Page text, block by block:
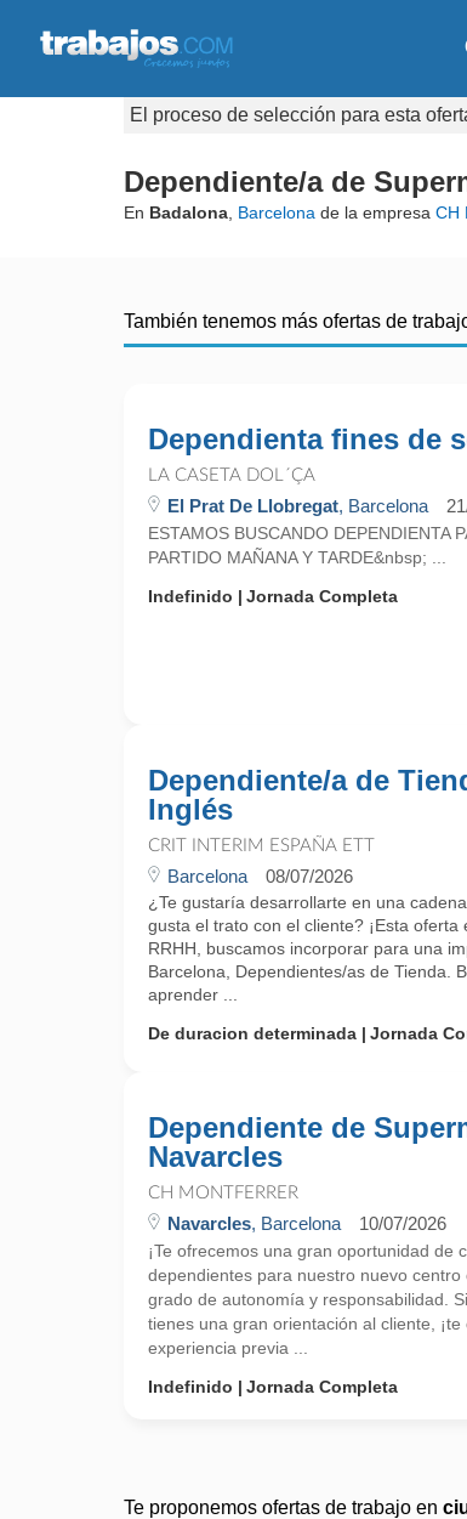
El proceso de selección para esta
Dependiente/a de
En Badalona Barcelona de la empresa CH
También tenemos más ofertas de
Dependienta fines de
LA CASETA DOL´ÇA
El Prat De Llobregat, Barcelona
ESTAMOS BUSCANDO DEPENDIENTA
PARTIDO MAÑANA Y TARDE&nbsp; ...
Indefinido
Jornada Completa
Dependiente/a de
Inglés
CRIT INTERIM ESPAÑA ETT
Barcelona 08/07/2026
¿Te gustaría desarrollarte en una
gusta el trato con el cliente? ¡Esta
RRHH, buscamos incorporar para una
Barcelona, Dependientes/as de Tienda.
aprender ...
De duracion determinada
Jornada
Dependiente de
Navarcles
CH MONTFERRER
Navarcles, Barcelona 10/07/2026
¡Te ofrecemos una gran oportunidad de
dependientes para nuestro nuevo
grado de autonomía y responsabilidad.
tienes una gran orientación al cliente,
experiencia previa ...
Indefinido
Jornada Completa
Te proponemos ofertas de trabajo en